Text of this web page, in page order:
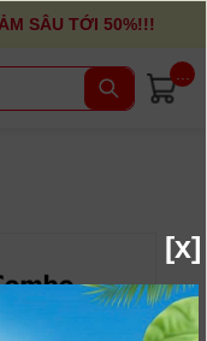
SÂU TỚI 50%!!!
[x]